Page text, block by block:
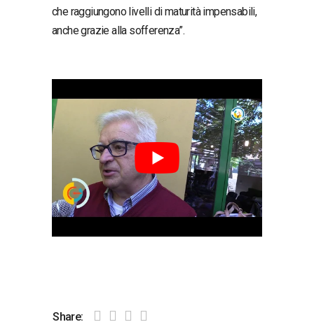
che raggiungono livelli di maturità impensabili,
anche grazie alla sofferenza”.
Share: